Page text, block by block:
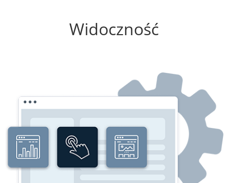
Widoczność